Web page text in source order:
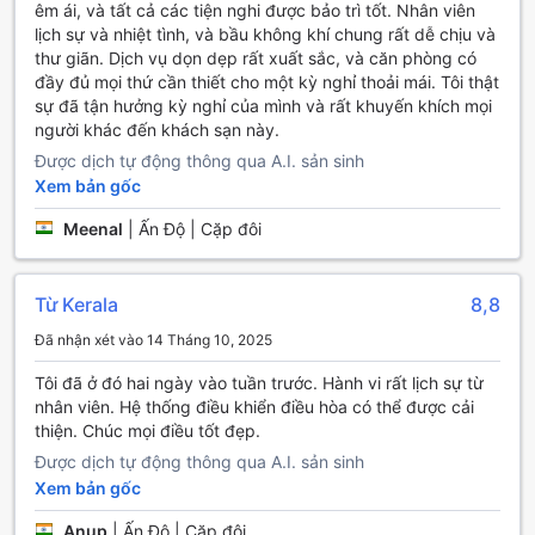
hoàn hảo cho những ai tìm kiếm sự thư giãn và giải trí trong
chuyến hành trình của mình.
Tiện Nghi Đáng Chú Ý Tại Sapna Clarks Inn
Tại Sapna Clarks Inn, sự tiện nghi của khách hàng luôn
được đặt lên hàng đầu. Khách sạn cung cấp dịch vụ phòng
24 giờ, giúp bạn dễ dàng thưởng thức bữa ăn hay đồ uống
bất cứ lúc nào trong ngày. Đội ngũ nhân viên chu đáo sẵn
sàng phục vụ bạn với dịch vụ phòng tận nơi, mang đến sự
thoải mái và tiện lợi tối đa. Ngoài ra, dịch vụ giặt là và giặt
khô cũng được cung cấp, giúp bạn giữ gìn trang phục luôn
sạch sẽ và thơm tho trong suốt thời gian lưu trú.
bị két an toàn và dịch vụ giữ hành lý, cho phép bạn yên
tâm khám phá thành phố mà không phải lo lắng về đồ đạc
cá nhân. Đội ngũ concierge thân thiện luôn sẵn sàng hỗ trợ
bạn với những yêu cầu đặc biệt và thông tin hữu ích về địa
điểm tham quan. Wi-fi miễn phí được cung cấp trong tất cả
các phòng và khu vực công cộng, giúp bạn dễ dàng kết
nối với bạn bè và gia đình trong suốt kỳ nghỉ. Với dịch vụ
nhận phòng và trả phòng nhanh chóng, cùng với sự phục
êm ái, và tất cả các tiện nghi được bảo trì tốt. Nhân viên
lịch sự và nhiệt tình, và bầu không khí chung rất dễ chịu và
thư giãn. Dịch vụ dọn dẹp rất xuất sắc, và căn phòng có
đầy đủ mọi thứ cần thiết cho một kỳ nghỉ thoải mái. Tôi thật
sự đã tận hưởng kỳ nghỉ của mình và rất khuyến khích mọi
người khác đến khách sạn này.
Được dịch tự động thông qua A.I. sản sinh
Xem bản gốc
Meenal Ấn Độ | Cặp đôi
Từ Kerala 8,8
Đã nhận xét vào 14 Tháng 10, 2025
Tôi đã ở đó hai ngày vào tuần trước. Hành vi rất lịch sự từ
nhân viên. Hệ thống điều khiển điều hòa có thể được cải
thiện. Chúc mọi điều tốt đẹp.
Được dịch tự động thông qua A.I. sản sinh
Xem bản gốc
Anup Ấn Độ | Cặp đôi